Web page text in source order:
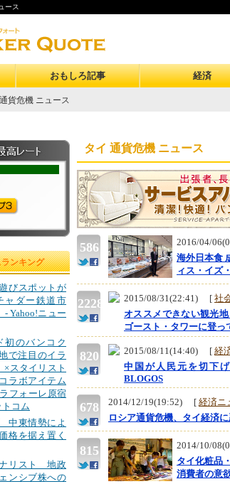
ース
おもしろ記事 経済
貨危機 ニュース
ンキング
びスポットが
ャダー鉄道市
- Yahoo!ニュー
初のバンコク
で注目のイラ
×スタイリスト
ラボアイテム
フォーレ原宿
コム
中東情勢によ
格を据え置く
ナリスト 地政
ンシブ株への
タイ 通貨危機 ニュース
586 2016/04/
海外日本食
ィス・イズ
2228 2015/08/31(22:41) [ 社
オススメできない観光
ゴースト・タワーに登っ
820 2015/08/11(14:40) [ 経
中国が人民元を切下
BLOGOS
678 2014/12/19(19:52) [ 経済ニ
ロシア通貨危機、タイ経済
815 2014/10/
タイ化粧品
消費者の意